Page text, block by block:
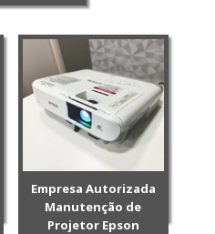
Empresa Autorizada
Manutenção de
Projetor Epson